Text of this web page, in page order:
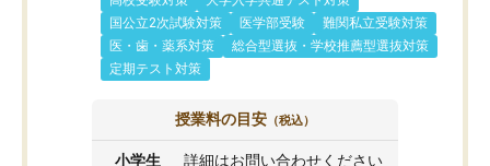
国公立2次試験対策
医学部受験
難関私立受験対策
医・歯・薬系対策
総合型選抜・学校推薦型選抜対策
定期テスト対策
授業料の目安 （税込）
小学生 詳細はお問い合わせください